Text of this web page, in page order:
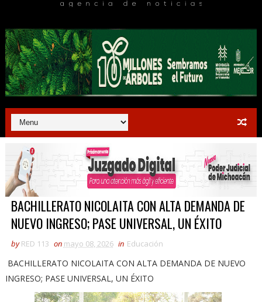
BACHILLERATO NICOLAITA CON ALTA DEMANDA DE
NUEVO INGRESO; PASE UNIVERSAL, UN ÉXITO
by RED 113 on mayo 08, 2026 in Educación
BACHILLERATO NICOLAITA CON ALTA DEMANDA DE NUEVO
INGRESO; PASE UNIVERSAL, UN ÉXITO